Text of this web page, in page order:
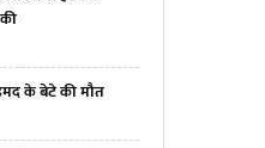
के बेटे की मौत